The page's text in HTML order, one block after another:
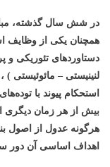
در شش سال گذشته،
همچنان یکی از وظایف
دستاوردهای تئوریکی
لنینیستی – مائوئیستی
استحکام پیوند با
بیش از هر زمان دیگری
هرگونه عدول از اصول
اهداف اساسی آن دور